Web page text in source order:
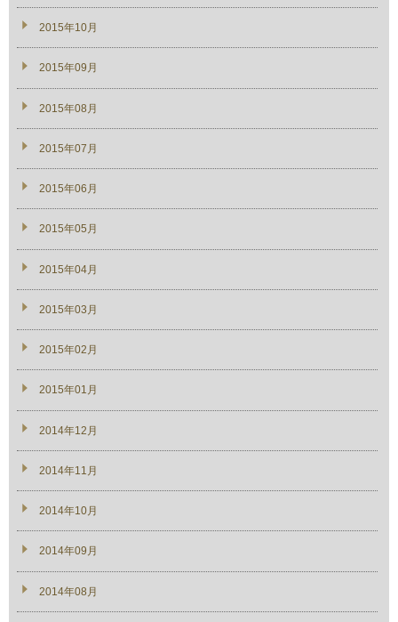
2015年10月
2015年09月
2015年08月
2015年07月
2015年06月
2015年05月
2015年04月
2015年03月
2015年02月
2015年01月
2014年12月
2014年11月
2014年10月
2014年09月
2014年08月